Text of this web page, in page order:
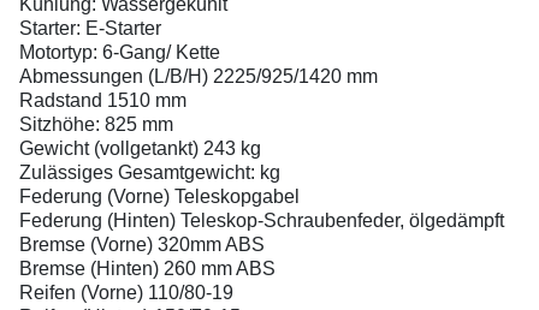
Starter: E-Starter
Motortyp: 6-Gang/ Kette
Abmessungen (L/B/H) 2225/925/1420 mm
Radstand 1510 mm
Sitzhöhe: 825 mm
Gewicht (vollgetankt) 243 kg
Zulässiges Gesamtgewicht: kg
Federung (Vorne) Teleskopgabel
Federung (Hinten) Teleskop-Schraubenfeder, ölgedämpft
Bremse (Vorne) 320mm ABS
Bremse (Hinten) 260 mm ABS
Reifen (Vorne) 110/80-19